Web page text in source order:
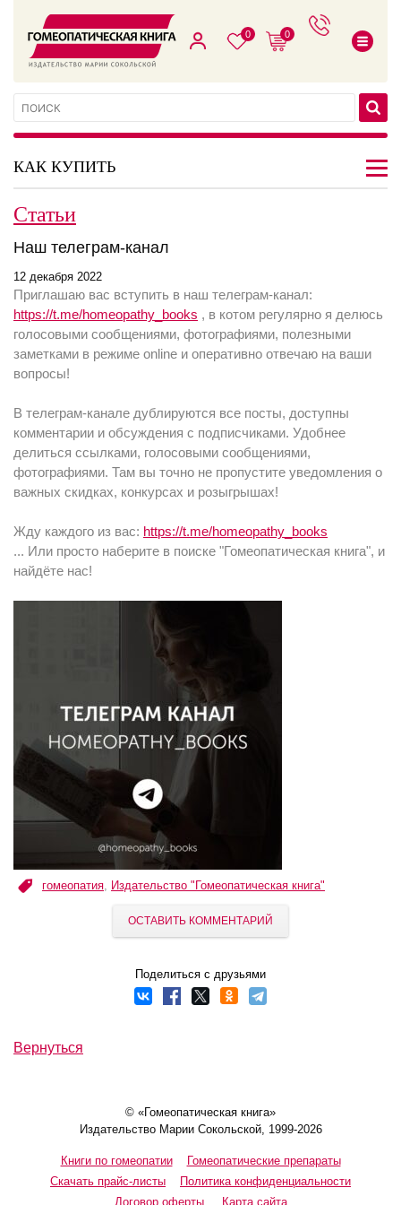
0 0
КАК КУПИТЬ
Статьи
Наш телеграм-канал
12 декабря 2022
Приглашаю вас вступить в наш телеграм-канал:
https://t.me/homeopathy_books , в котом регулярно я делюсь
голосовыми сообщениями, фотографиями, полезными
заметками в режиме online и оперативно отвечаю на ваши
вопросы!
В телеграм-канале дублируются все посты, доступны
комментарии и обсуждения с подписчиками. Удобнее
делиться ссылками, голосовыми сообщениями,
фотографиями. Там вы точно не пропустите уведомления о
важных скидках, конкурсах и розыгрышах!
Жду каждого из вас: https://t.me/homeopathy_books
... Или просто наберите в поиске "Гомеопатическая книга", и
найдёте нас!
гомеопатия, Издательство "Гомеопатическая книга"
ОСТАВИТЬ КОММЕНТАРИЙ
Поделиться с друзьями
Вернуться
© «Гомеопатическая книга»
Издательство Марии Сокольской, 1999-2026
Книги по гомеопатии
Гомеопатические препараты
Скачать прайс-листы
Политика конфиденциальности
Договор оферты
Карта сайта